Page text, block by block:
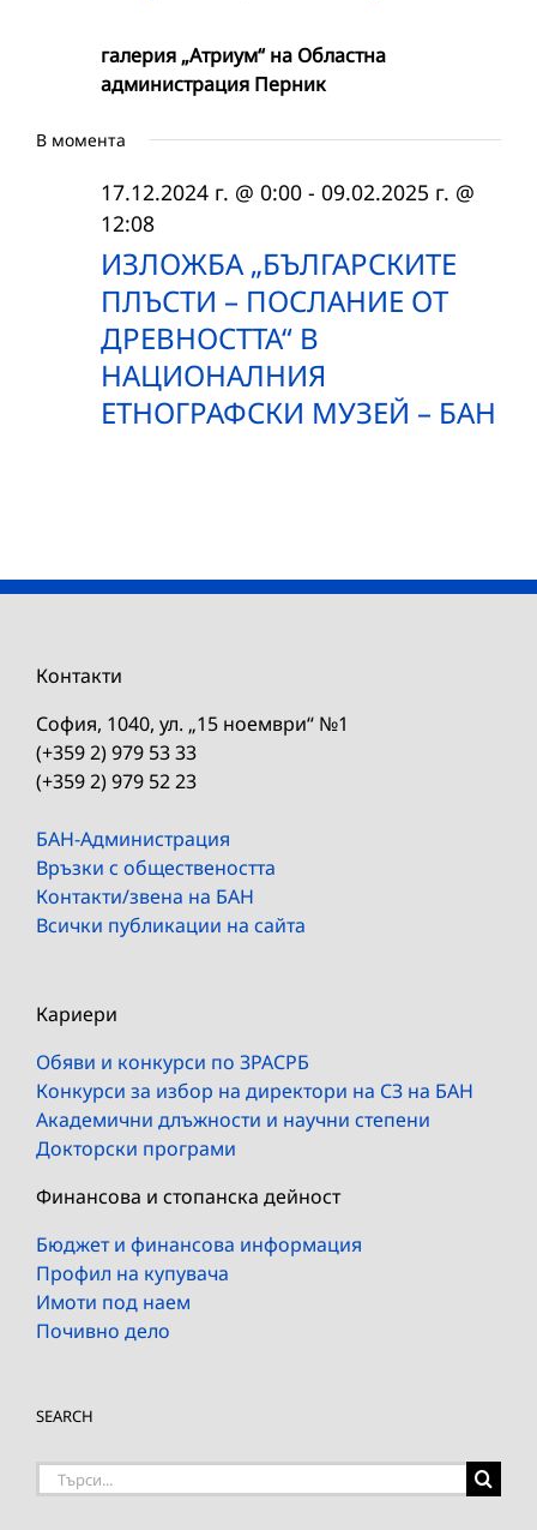
галерия „Атриум“ на Областна
администрация Перник
В момента
ИЗЛОЖБА „БЪЛГАРСКИТЕ
ПЛЪСТИ – ПОСЛАНИЕ ОТ
ДРЕВНОСТТА“ В
НАЦИОНАЛНИЯ
ЕТНОГРАФСКИ МУЗЕЙ – БАН
17.12.2024 г. @ 0:00 - 09.02.2025 г. @
12:08
Контакти
София, 1040, ул. „15 ноември“ №1
(+359 2) 979 53 33
(+359 2) 979 52 23
БАН-Администрация
Връзки с обществеността
Контакти/звена на БАН
Всички публикации на сайта
Кариери
Обяви и конкурси по ЗРАСРБ
Конкурси за избор на директори на СЗ на БАН
Академични длъжности и научни степени
Докторски програми
Финансова и стопанска дейност
Бюджет и финансова информация
Профил на купувача
Имоти под наем
Почивно дело
SEARCH
Търсене